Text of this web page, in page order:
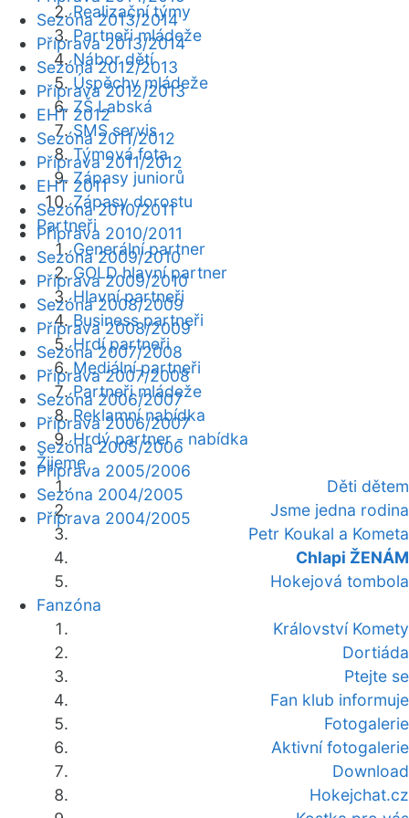
Realizační týmy
Partneři mládeže
Nábor dětí
Úspěchy mládeže
ZŠ Labská
SMS servis
Týmová fota
Zápasy juniorů
Zápasy dorostu
Partneři
Generální partner
GOLD hlavní partner
Hlavní partneři
Business partneři
Hrdí partneři
Mediální partneři
Partneři mládeže
Reklamní nabídka
Hrdý partner - nabídka
Žijeme
Děti dětem
Jsme jedna rodina
Petr Koukal a Kometa
Chlapi ŽENÁM
Hokejová tombola
Fanzóna
Království Komety
Dortiáda
Ptejte se
Fan klub informuje
Fotogalerie
Aktivní fotogalerie
Download
Hokejchat.cz
Sezóna 2013/2014
Příprava 2013/2014
Sezóna 2012/2013
Příprava 2012/2013
EHT 2012
Sezóna 2011/2012
Příprava 2011/2012
EHT 2011
Sezóna 2010/2011
Příprava 2010/2011
Sezóna 2009/2010
Příprava 2009/2010
Sezóna 2008/2009
Příprava 2008/2009
Sezóna 2007/2008
Příprava 2007/2008
Sezóna 2006/2007
Příprava 2006/2007
Sezóna 2005/2006
Příprava 2005/2006
Sezóna 2004/2005
Příprava 2004/2005